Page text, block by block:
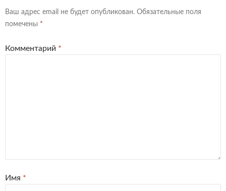
Ваш адрес email не будет опубликован. Обязательные поля
помечены *
Комментарий *
Имя *